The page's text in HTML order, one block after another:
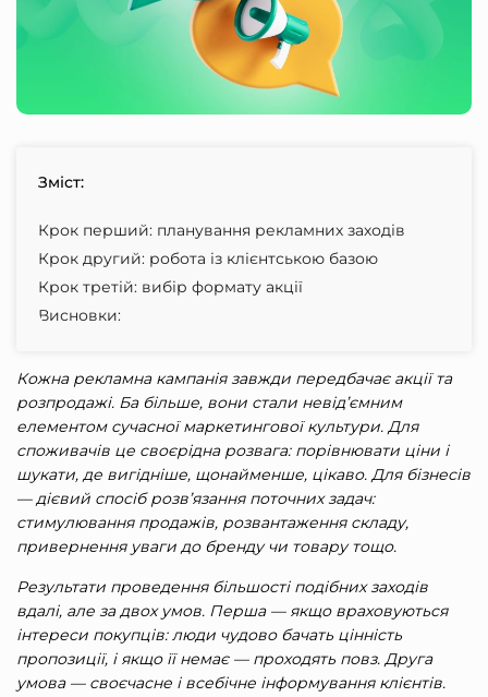
Зміст:
Крок перший: планування рекламних заходів
Крок другий: робота із клієнтською базою
Крок третій: вибір формату акції
Висновки:
Кожна рекламна кампаніязавжди передбачає акції та
розпродажі. Ба більше, вони стали невід’ємним
елементом сучасної маркетингової культури. Для
споживачів це своєрідна розвага: порівнювати ціни і
шукати, де вигідніше, щонайменше, цікаво. Для бізнесів
— дієвий спосіб розв’язання поточних задач:
стимулювання продажів, розвантаження складу,
привернення уваги до бренду чи товару тощо.
Результати проведення більшості подібних заходів
вдалі, але за двох умов. Перша — якщо враховуються
інтереси покупців: люди чудово бачать цінність
пропозиції, і якщо її немає — проходять повз. Друга
умова — своєчасне і всебічне інформування клієнтів.